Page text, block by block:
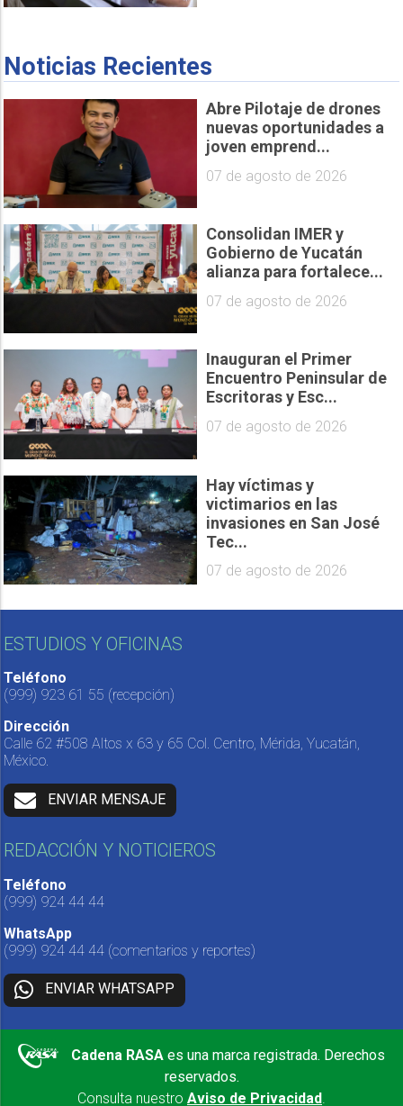
Noticias Recientes
Abre Pilotaje de drones
nuevas oportunidades a
joven emprend...
07 de agosto de 2026
Consolidan IMER y
Gobierno de Yucatán
alianza para fortalece...
07 de agosto de 2026
Inauguran el Primer
Encuentro Peninsular de
Escritoras y Esc...
07 de agosto de 2026
Hay víctimas y
victimarios en las
invasiones en San José
Tec...
07 de agosto de 2026
ESTUDIOS Y OFICINAS
Teléfono
(999) 923 61 55 (recepción)
Dirección
Calle 62 #508 Altos x 63 y 65 Col. Centro, Mérida, Yucatán,
México.
ENVIAR MENSAJE
REDACCIÓN Y NOTICIEROS
Teléfono
(999) 924 44 44
WhatsApp
(999) 924 44 44 (comentarios y reportes)
ENVIAR WHATSAPP
Cadena RASA es una marca registrada. Derechos
reservados.
Consulta nuestro Aviso de Privacidad.